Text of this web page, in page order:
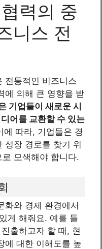
력의 중
니스 전
전통적인 비즈니스
에 의해 큰 영향을 받
기업들이 새로운 시
어를 교환할 수 있는
에 따라, 기업들은 경
성장 경로를 찾기 위
모색해야 합니다.
화와 경제 환경에서
게 해줘요. 예를 들
출하고자 할 때, 현
에 대한 이해도를 높